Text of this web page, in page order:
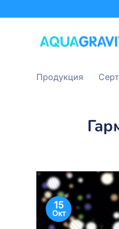
to
Продукция
15
Окт